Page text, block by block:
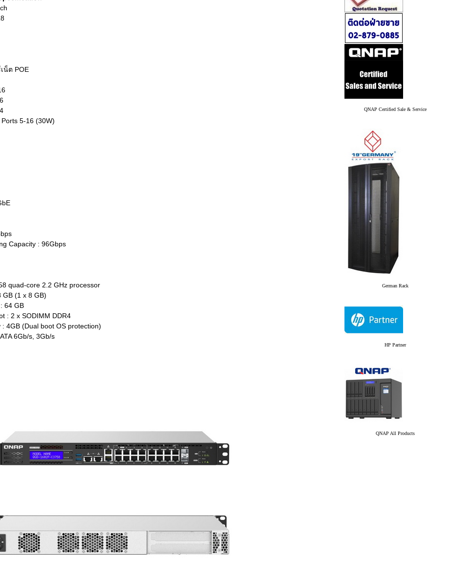
น็ต POE
5-16 (30W)
Capacity : 96Gbps
quad-core 2.2 GHz processor
(1 x 8 GB)
64 GB
: 2 x SODIMM DDR4
(Dual boot OS protection)
6Gb/s, 3Gb/s
QNAP Certified Sale & Service
German Rack
HP Partner
QNAP All Products